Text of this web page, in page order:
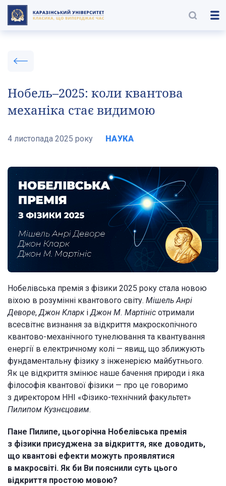
Нобель–2025: коли квантова
механіка стає видимою
4 листопада 2025 року НАУКА
Нобелівська премія з фізики 2025 року стала новою
віхою в розумінні квантового світу. Мішель Анрі
Деворе,Джон КларкіДжон М. Мартініс отримали
всесвітнє визнання за відкриття макроскопічного
квантово-механічного тунелювання та квантування
енергії в електричному колі — явищ, що зближують
фундаментальну фізику з інженерією майбутнього.
Як це відкриття змінює наше бачення природи і яка
філософія квантової фізики — про це говоримо
з директором ННІ «Фізико-технічний факультет»
Пилипом Кузнєцовим.
Пане Пилипе, цьогорічна Нобелівська премія
з фізики присуджена за відкриття, яке доводить,
що квантові ефекти можуть проявлятися
в макросвіті. Як би Ви пояснили суть цього
відкриття простою мовою?